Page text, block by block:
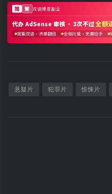
悬疑片 犯罪片 惊悚片